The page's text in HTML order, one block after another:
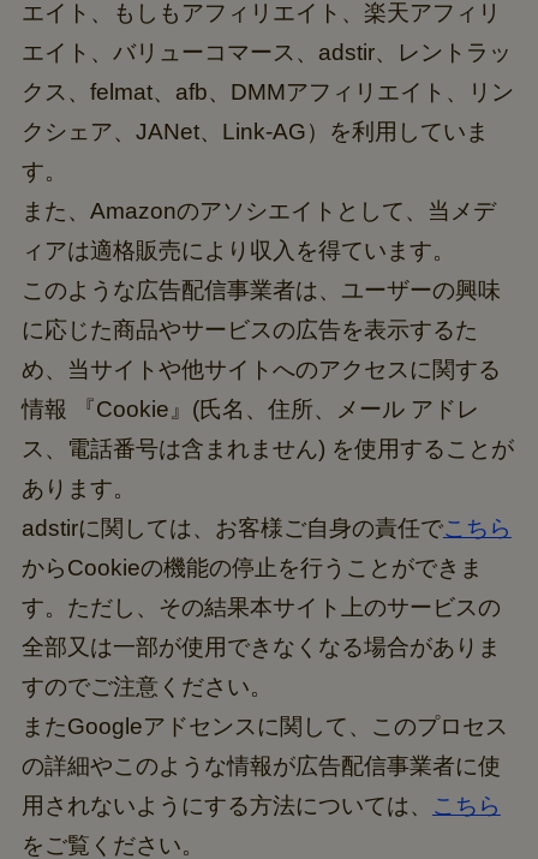
エイト、もしもアフィリエイト、楽天アフィリ
エイト、バリューコマース、adstir、レントラッ
クス、felmat、afb、DMMアフィリエイト、リン
クシェア、JANet、Link-AG）を利用していま
す。
また、Amazonのアソシエイトとして、当メデ
ィアは適格販売により収入を得ています。
このような広告配信事業者は、ユーザーの興味
に応じた商品やサービスの広告を表示するた
め、当サイトや他サイトへのアクセスに関する
情報 『Cookie』(氏名、住所、メール アドレ
ス、電話番号は含まれません) を使用することが
あります。
adstirに関しては、お客様ご自身の責任でこちら
からCookieの機能の停止を行うことができま
す。ただし、その結果本サイト上のサービスの
全部又は一部が使用できなくなる場合がありま
すのでご注意ください。
またGoogleアドセンスに関して、このプロセス
の詳細やこのような情報が広告配信事業者に使
用されないようにする方法については、 こちら
をご覧ください。